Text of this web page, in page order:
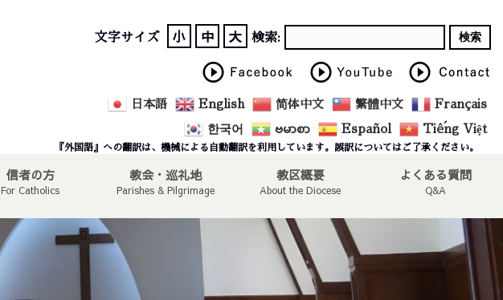
文字サイズ 小 中 大 検索:
日本語 English 简体中文 繁體中文 Français
한국어 ဗမာစာ Español Tiếng Việt
『外国語』への翻訳は、機械による自動翻訳を利用しています。誤訳についてはご了承ください。
信者の方
For Catholics
教会・巡礼地
Parishes & Pilgrimage
教区概要
About the Diocese
よくある質問
Q&A